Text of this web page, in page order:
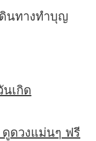
นทางทำบุญ
เกิด
ดวงแม่นๆ ฟรี